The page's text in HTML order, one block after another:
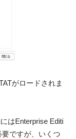
がロードされま
はEnterprise Editi
ですが、いくつ